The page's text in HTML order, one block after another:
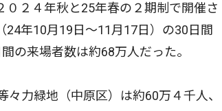
２４年秋と25年春の２期制で開催さ
年10月19日〜11月17日）の30日間
の来場者数は約68万人だった。
力緑地（中原区）は約60万４千人、